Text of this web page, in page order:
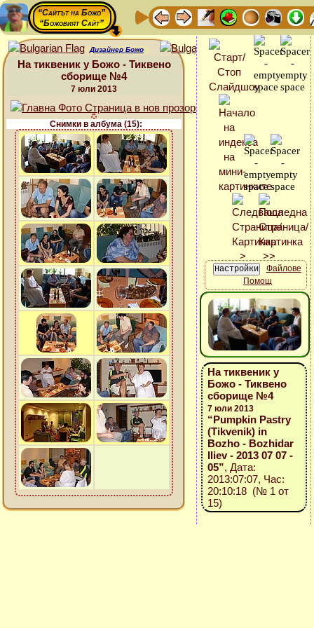
“Сайтът на Божо”
“Божовият Сайт”
Дизайнер Божо
На тиквеник у Божо - Тиквено
сборище №4
7 юли 2013
Снимки в албума (15):
Файлове
Помощ
На тиквеник у
Божо - Тиквено
сборище №4
7 юли 2013
“Pumpkin Pastry
(Tikvenik) in
Bozho - Bozhidar
Iliev - 2013 07 07 -
05”, Дата:
2013:07:07, Час:
20:10:18 (№ 1 от
15)